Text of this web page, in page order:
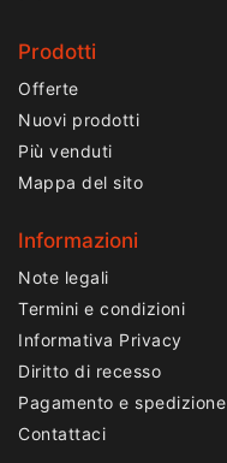
Prodotti
Offerte
Nuovi prodotti
Più venduti
Mappa del sito
Informazioni
Note legali
Termini e condizioni
Informativa Privacy
Diritto di recesso
Pagamento e spedizione
Contattaci